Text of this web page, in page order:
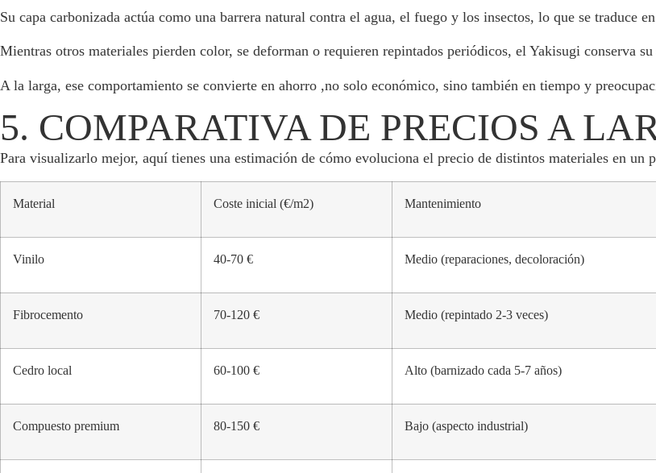
Su capa carbonizada actúa como una barrera natural contra el agua, el fuego y los insectos, lo que se traduce
Mientras otros materiales pierden color, se deforman o requieren repintados periódicos, el Yakisugi conserva
A la larga, ese comportamiento se convierte en ahorro ,no solo económico, sino también en tiempo y
5. COMPARATIVA DE PRECIOS A
Para visualizarlo mejor, aquí tienes una estimación de cómo evoluciona el precio de distintos materiales en un
Material Coste inicial (€/m2) Mantenimiento
Vinilo 40-70 € Medio (reparaciones, decoloración)
Fibrocemento 70-120 € Medio (repintado 2-3 veces)
Cedro local 60-100 € Alto (barnizado cada 5-7 años)
Compuesto premium 80-150 € Bajo (aspecto industrial)